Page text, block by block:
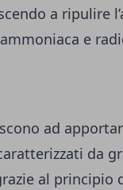
a ripulire
e
ad
da
al principio